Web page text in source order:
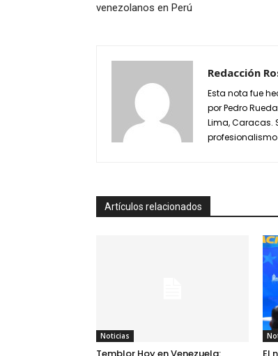
venezolanos en Perú
Redacción
Esta nota fue
por Pedro
Lima, Caracas.
Artículos relacionados
Noticias
Temblor Hoy en Venezuela: El